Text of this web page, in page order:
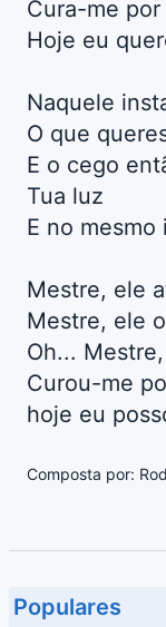
Cura-me
Hoje eu
Naquele
O que
E o cego
Tua luz
E no
Mestre, ele
Mestre, ele
Oh...
Curou-me
hoje eu
Composta por:
Populares